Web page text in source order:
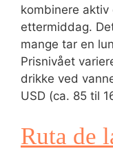
kombinere
ettermiddag.
mange tar en
Prisnivået
drikke ved
USD (ca. 85 til
Ruta de